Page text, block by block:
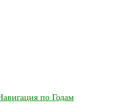
по Годам